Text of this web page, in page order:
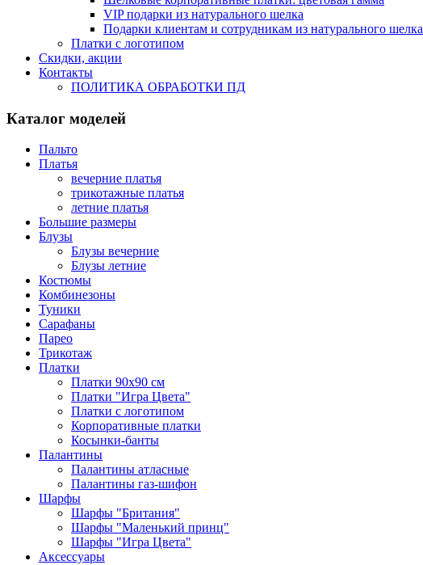
VIP подарки из натурального шелка
Подарки клиентам и сотрудникам из натурального шелка
Платки с логотипом
Скидки, акции
Контакты
ПОЛИТИКА ОБРАБОТКИ ПД
Каталог моделей
Пальто
Платья
вечерние платья
трикотажные платья
летние платья
Большие размеры
Блузы
Блузы вечерние
Блузы летние
Костюмы
Комбинезоны
Туники
Сарафаны
Парео
Трикотаж
Платки
Платки 90х90 см
Платки "Игра Цвета"
Платки с логотипом
Корпоративные платки
Косынки-банты
Палантины
Палантины атласные
Палантины газ-шифон
Шарфы
Шарфы "Британия"
Шарфы "Маленький принц"
Шарфы "Игра Цвета"
Аксессуары